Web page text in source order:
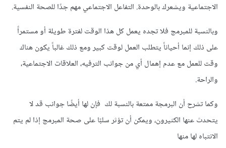
الاجتماعية ويشعرك بالوحدة. التفاعل الاجتماعي مهم جدًا للصحة النفسية.
وبالنسبة للمبرمج فلا تجده يعمل كل هذا الوقت لفترة طويلة أو مستمراً
على ذلك إنما أحياناً يتطلب العمل لوقت كبير ومع ذلك غالباً يكون هناك
وقت للعمل مع عدم إهمال أي من جوانب الترفيه، العلاقات الاجتماعية،
والراحة.
وكما تشرح أن البرمجة ممتعة بالنسبة لك فإن لها أيضًا جوانب قد لا
يتحدث عنها الكثيرون، ويمكن أن تؤثر سلبًا على صحة المبرمج إذا لم يتم
الانتباه لها منها